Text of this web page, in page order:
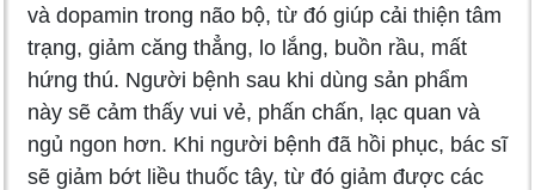
và dopamin trong não bộ, từ đó giúp cải thiện tâm
trạng, giảm căng thẳng, lo lắng, buồn rầu, mất
hứng thú. Người bệnh sau khi dùng sản phẩm
này sẽ cảm thấy vui vẻ, phấn chấn, lạc quan và
ngủ ngon hơn. Khi người bệnh đã hồi phục, bác sĩ
sẽ giảm bớt liều thuốc tây, từ đó giảm được các